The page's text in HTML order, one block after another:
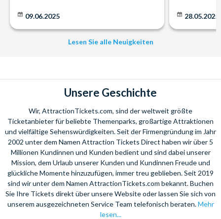
09.06.2025 28.05.2025
Lesen Sie alle Neuigkeiten
Unsere Geschichte
Wir, AttractionTickets.com, sind der weltweit größte
Ticketanbieter für beliebte Themenparks, großartige Attraktionen
und vielfältige Sehenswürdigkeiten. Seit der Firmengründung im Jahr
2002 unter dem Namen Attraction Tickets Direct haben wir über 5
Millionen Kundinnen und Kunden bedient und sind dabei unserer
Mission, dem Urlaub unserer Kunden und Kundinnen Freude und
glückliche Momente hinzuzufügen, immer treu geblieben. Seit 2019
sind wir unter dem Namen AttractionTickets.com bekannt. Buchen
Sie Ihre Tickets direkt über unsere Website oder lassen Sie sich von
unserem ausgezeichneten Service Team telefonisch beraten.Mehr
lesen...